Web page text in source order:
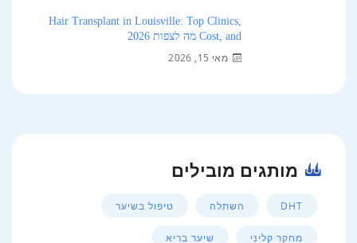
Hair Transplant in Louisville: Top Clinics,
Cost, and מה לצפות 2026
מאי 15, 2026
מותגים מובילים
DHT השתלה טיפול בשיער
מחקר קליני שיער בריא